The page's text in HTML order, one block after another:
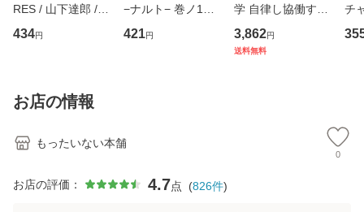
RES / 山下達郎 /
イーストウエス
ト・ジャパン [CD]
434円
−ナルト− 巻ノ1
（ジャンプコミッ
クス） / 岸本 斉史
421円
学 自律し協働する
専門職の看護マネ
ジメントスキル 改
3,862円
送料無料
チ
キ
お店の情報
もったいない本舗
0
お店の評価： 4.7点 (826件)